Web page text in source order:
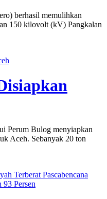
berhasil memulihkan
150 kilovolt (kV) Pangkalan
Perum Bulog menyiapkan
Aceh. Sebanyak 20 ton
Terberat Pascabencana
Persen